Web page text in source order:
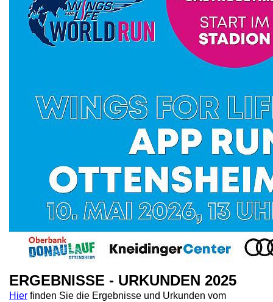
ERGEBNISSE - URKUNDEN 2025
Hier finden Sie die Ergebnisse und Urkunden vom